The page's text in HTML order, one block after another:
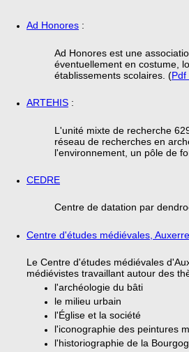
Ad Honores :
Ad Honores est une
éventuellement en costume,
établissements scolaires. (
ARTEHIS :
L'unité mixte de recherche
réseau de recherches en
l'environnement, un pôle de
CEDRE
Centre de datation par
Centre d'études médiévales, Auxerre
Le Centre d'études médiévales
médiévistes travaillant autour des
l'archéologie du bâti
le milieu urbain
l'Église et la société
l'iconographie des peintures
l'historiographie de la